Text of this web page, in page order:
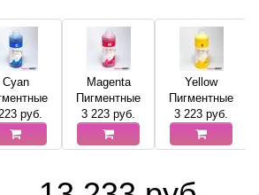
Cyan
руб.
Magenta
Пигментные
3 223 руб.
Yellow
Пигментные
3 223 руб.